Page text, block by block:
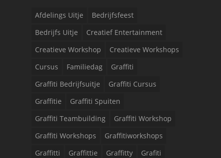
Afdelings Uitje
Bedrijfsfeest
Bedrijfs Uitje
Creatief Entertainment
Creatieve Workshop
Creatieve Workshops
Cursus
Familiedag
Graffiti
Graffiti Bedrijfsuitje
Graffiti Cursus
Graffitie
Graffiti Spuiten
Graffiti Teambuilding
Graffiti Workshop
Graffiti Workshops
Graffitiworkshops
Graffitti
Graffittie Graffitty
Grafiti